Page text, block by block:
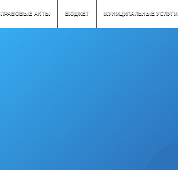
ПРАВОВЫЕ АКТЫ БЮДЖЕТ МУНИЦИПАЛЬНЫЕ УСЛУГИ